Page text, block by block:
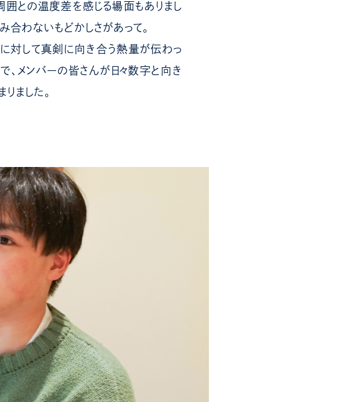
囲との温度差を感じる場面もありまし
合わないもどかしさがあって。
対して真剣に向き合う熱量が伝わっ
、メンバーの皆さんが日々数字と向き
ました。